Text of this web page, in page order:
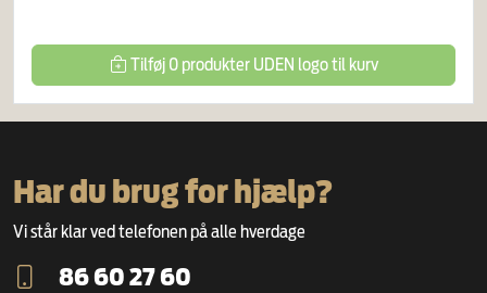
Tilføj 0produkter UDEN logotil kurv
Har du brug for hjælp?
Vi står klar ved telefonen på alle hverdage
86 60 27 60